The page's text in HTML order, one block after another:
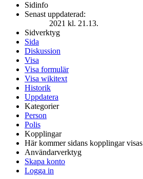
Sidinfo
Senast uppdaterad:
2021 kl. 21.13.
Sidverktyg
Sida
Diskussion
Visa
Visa formulär
Visa wikitext
Historik
Uppdatera
Kategorier
Person
Polis
Kopplingar
Här kommer sidans kopplingar visas
Användarverktyg
Skapa konto
Logga in